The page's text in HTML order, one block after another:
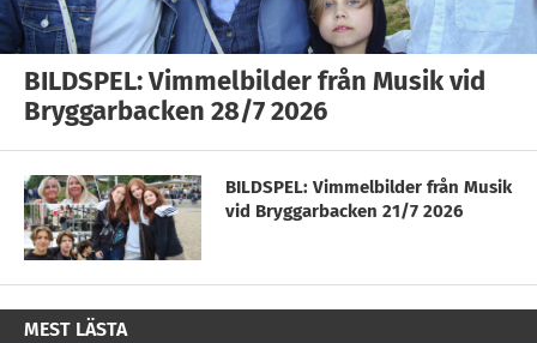
BILDSPEL: Vimmelbilder från Musik vid
Bryggarbacken 28/7 2026
BILDSPEL: Vimmelbilder från Musik
vid Bryggarbacken 21/7 2026
MEST LÄSTA